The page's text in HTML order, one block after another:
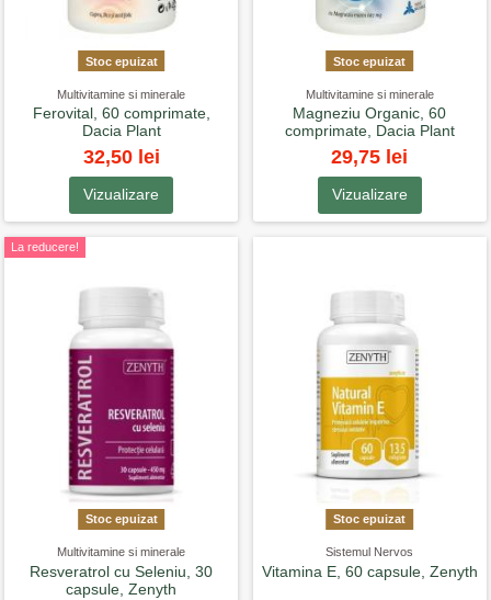
Stoc epuizat
Multivitamine si minerale
Ferovital, 60 comprimate,
Dacia Plant
32,50 lei
Vizualizare
Stoc epuizat
Multivitamine si minerale
Magneziu Organic, 60
comprimate, Dacia Plant
29,75 lei
Vizualizare
La reducere!
Stoc epuizat
Multivitamine si minerale
Resveratrol cu Seleniu, 30
capsule, Zenyth
Stoc epuizat
Sistemul Nervos
Vitamina E, 60 capsule, Zenyth